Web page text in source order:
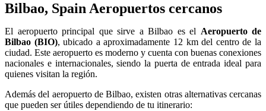
Bilbao, Spain Aeropuertos cercanos
El aeropuerto principal que sirve a Bilbao es el Aeropuerto de
Bilbao (BIO), ubicado a aproximadamente 12 km del centro de la
ciudad. Este aeropuerto es moderno y cuenta con buenas conexiones
nacionales e internacionales, siendo la puerta de entrada ideal para
quienes visitan la región.
Además del aeropuerto de Bilbao, existen otras alternativas cercanas
que pueden ser útiles dependiendo de tu itinerario: